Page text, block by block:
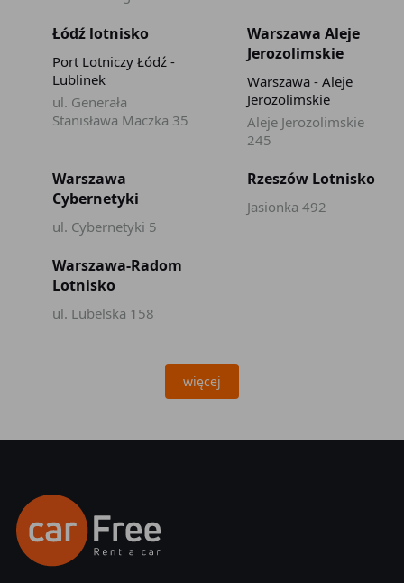
Łódź lotnisko
Port Lotniczy Łódź -
Lublinek
ul. Generała
Stanisława Maczka 35
Warszawa Aleje
Jerozolimskie
Warszawa - Aleje
Jerozolimskie
Aleje Jerozolimskie
245
Warszawa
Cybernetyki
ul. Cybernetyki 5
Rzeszów Lotnisko
Jasionka 492
Warszawa-Radom
Lotnisko
ul. Lubelska 158
więcej